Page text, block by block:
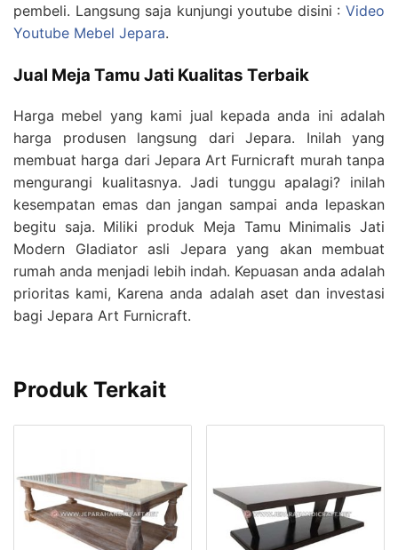
pembeli. Langsung saja kunjungi youtube disini : Video
Youtube Mebel Jepara.
Jual Meja Tamu Jati Kualitas Terbaik
Harga mebel yang kami jual kepada anda ini adalah
harga produsen langsung dari Jepara. Inilah yang
membuat harga dari Jepara Art Furnicraft murah tanpa
mengurangi kualitasnya. Jadi tunggu apalagi? inilah
kesempatan emas dan jangan sampai anda lepaskan
begitu saja. Miliki produk Meja Tamu Minimalis Jati
Modern Gladiator asli Jepara yang akan membuat
rumah anda menjadi lebih indah. Kepuasan anda adalah
prioritas kami, Karena anda adalah aset dan investasi
bagi Jepara Art Furnicraft.
Produk Terkait